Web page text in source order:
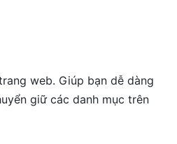
web. Giúp bạn dễ dàng
giữ các danh mục trên